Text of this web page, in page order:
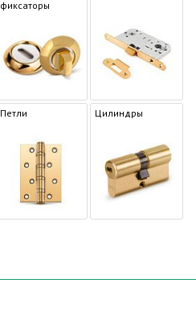
фиксаторы
Петли Цилиндры